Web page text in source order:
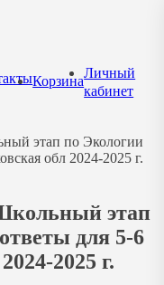
Корзина
Личный
кабинет
этап по Экологии
обл 2024-2025 г.
этап
для 5-6
2025 г.